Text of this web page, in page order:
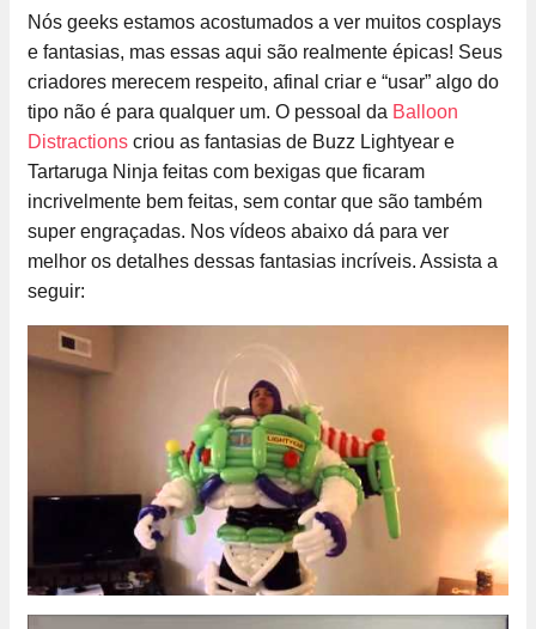
Nós geeks estamos acostumados a ver muitos cosplays
e fantasias, mas essas aqui são realmente épicas! Seus
criadores merecem respeito, afinal criar e “usar” algo do
tipo não é para qualquer um. O pessoal da Balloon
Distractions criou as fantasias de Buzz Lightyear e
Tartaruga Ninja feitas com bexigas que ficaram
incrivelmente bem feitas, sem contar que são também
super engraçadas. Nos vídeos abaixo dá para ver
melhor os detalhes dessas fantasias incríveis. Assista a
seguir: